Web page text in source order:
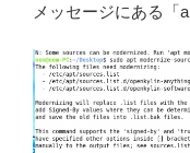
メッセージにある「